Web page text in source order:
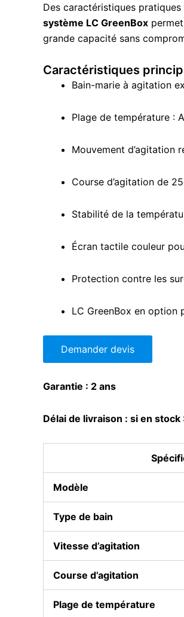
Des caractéristiques
système LC GreenBox
grande capacité sans
Caractéristiques
Bain-marie à agitation
Plage de température :
Mouvement d’agitation
Course d’agitation de
Stabilité de la
Écran tactile couleur
Protection contre les
LC GreenBox en option
Demander devis
Garantie : 2 ans
Délai de livraison : si en
Modèle
Type de bain
Vitesse d’agitation
Course d’agitation
Plage de température